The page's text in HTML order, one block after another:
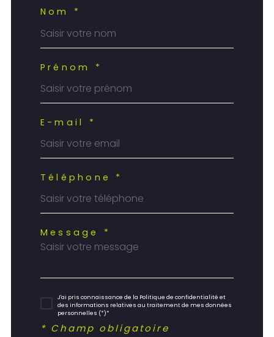
Nom *
Prénom *
E-mail *
Téléphone *
Message *
J'ai pris connaissance de la Politique de confidentialité et
des informations relatives au traitement de mes données
personnelles (*)*
* Champ obligatoire